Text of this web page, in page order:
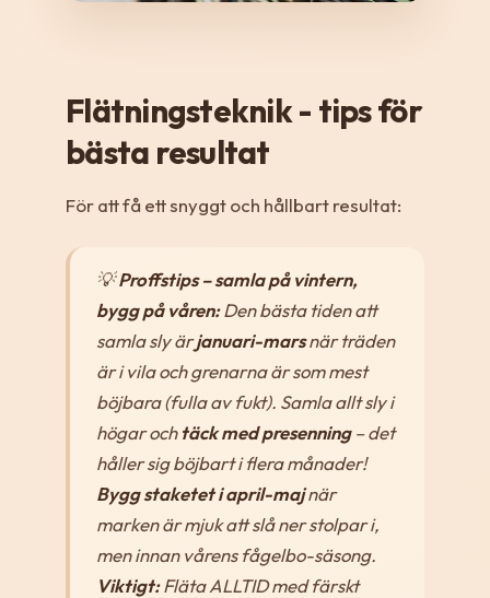
Flätningsteknik - tips för
bästa resultat
För att få ett snyggt och hållbart resultat:
💡Proffstips – samla på vintern,
bygg på våren:Den bästa tiden att
samla sly ärjanuari-marsnär träden
är i vila och grenarna är som mest
böjbara (fulla av fukt). Samla allt sly i
högar ochtäck med presenning– det
håller sig böjbart i flera månader!
Bygg staketet i april-majnär
marken är mjuk att slå ner stolpar i,
men innan vårens fågelbo-säsong.
Viktigt:Fläta ALLTID med färskt